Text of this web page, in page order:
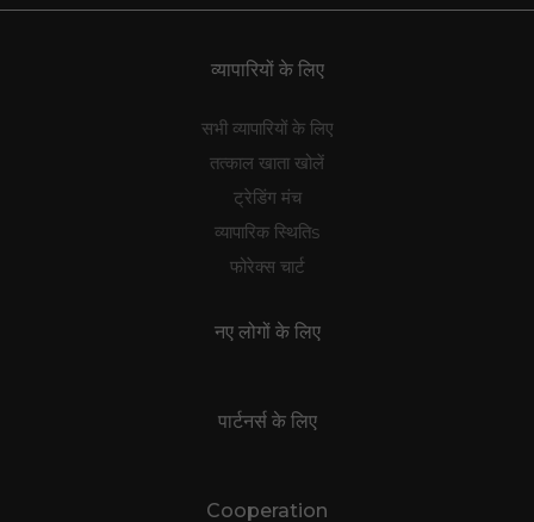
व्यापारियों के लिए
सभी व्यापारियों के लिए
तत्काल खाता खोलें
ट्रेडिंग मंच
व्यापारिक स्थितिs
फोरेक्स चार्ट
नए लोगों के लिए
पार्टनर्स के लिए
Cooperation